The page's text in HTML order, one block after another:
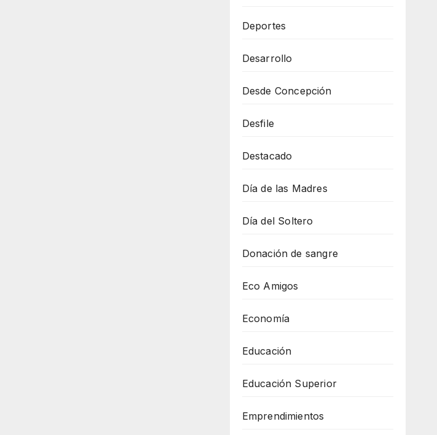
Deportes
Desarrollo
Desde Concepción
Desfile
Destacado
Día de las Madres
Día del Soltero
Donación de sangre
Eco Amigos
Economía
Educación
Educación Superior
Emprendimientos